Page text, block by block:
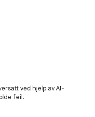
ved hjelp av AI-
feil.